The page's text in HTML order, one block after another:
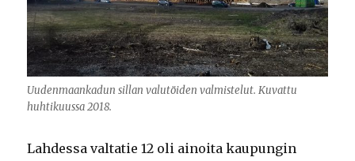
Uudenmaankadun sillan valutöiden valmistelut. Kuvattu
huhtikuussa 2018.
Lahdessa valtatie 12 oli ainoita kaupungin